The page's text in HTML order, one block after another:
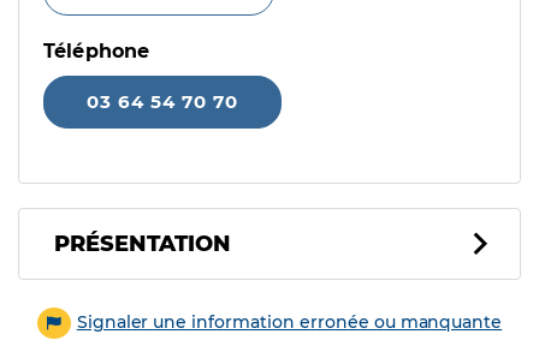
Téléphone
03 64 54 70 70
PRÉSENTATION
Signaler une information erronée ou manquante